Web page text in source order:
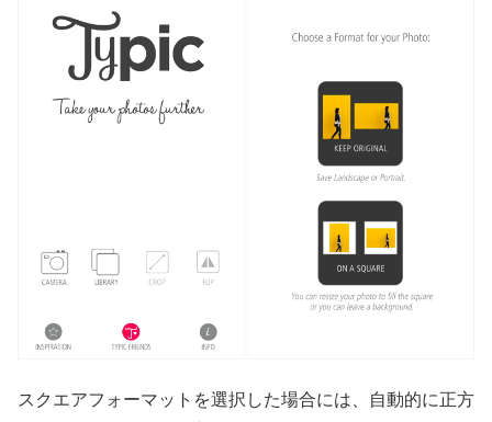
スクエアフォーマットを選択した場合には、自動的に正方